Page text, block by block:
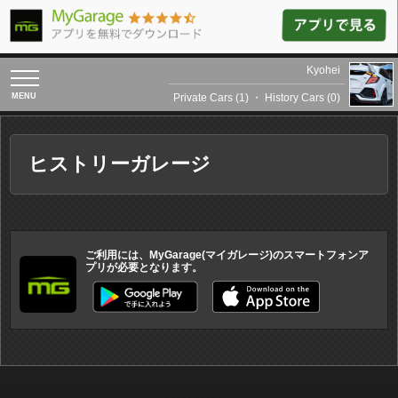
toggle
navigation
Kyohei
Private Cars (1) ・ History Cars (0)
ヒストリーガレージ
ご利用には、MyGarage(マイガレージ)のスマートフォンア
プリが必要となります。